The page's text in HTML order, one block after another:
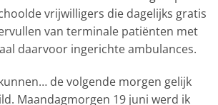
vrijwilligers die dagelijks gratis
van terminale patiënten met
daarvoor ingerichte ambulances.
de volgende morgen gelijk
Maandagmorgen 19 juni werd ik